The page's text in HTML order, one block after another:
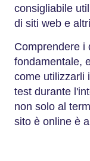
consigliabile
di siti web e
Comprendere i
fondamentale,
come utilizzarli
test durante
non solo al
sito è online è